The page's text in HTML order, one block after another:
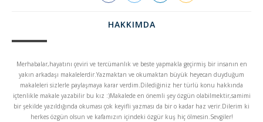
HAKKIMDA
Merhabalar,hayatını çeviri ve tercümanlık ve beste yapmakla geçirmiş bir insanın en
yakın arkadaşı makalelerdir.Yazmaktan ve okumaktan büyük heyecan duyduğum
makaleleri sizlerle paylaşmaya karar verdim.Dilediğiniz her türlü konu hakkında
içtenlikle makale yazabilir bu kız :)Makalede en önemli şey özgün olabilmektir,samimi
bir şekilde yazıldığında okuması çok keyifli yazması da bir o kadar haz verir.Dilerim ki
herkes özgün olsun ve kafamızın içindeki özgür kuş hiç ölmesin.Sevgiler!